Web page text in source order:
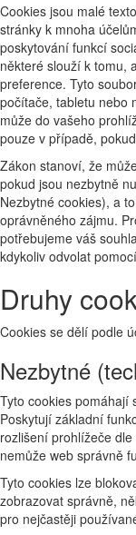
Cookies jsou malé
stránky k mnoha
poskytování funkcí
některé slouží k tomu,
preference. Tyto
počítače, tabletu nebo
může do vašeho
pouze v případě,
Zákon stanoví, že
pokud jsou nezbytně
Nezbytné cookies), a
oprávněného zájmu.
potřebujeme váš
kdykoliv odvolat
Druhy
Cookies se dělí podle
Nezbytné
Tyto cookies pomáhají
Poskytují základní
rozlišení prohlížeče
nemůže web správně
Tyto cookies lze
zobrazovat správně,
pro nejčastěji